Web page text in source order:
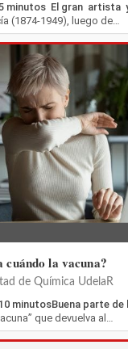
minutos El gran artista
(1874-1949), luego de…
la vacuna?
de Química UdelaR
minutosBuena parte de
que devuelva al…